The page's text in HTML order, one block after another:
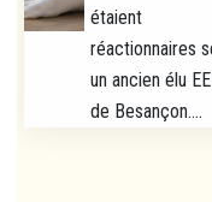
étaient
réactionnaires
un ancien élu
de Besançon....